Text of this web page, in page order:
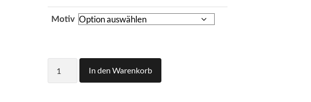
Motiv
Ringbucheinlagen
A5+
weiß
In den Warenkorb